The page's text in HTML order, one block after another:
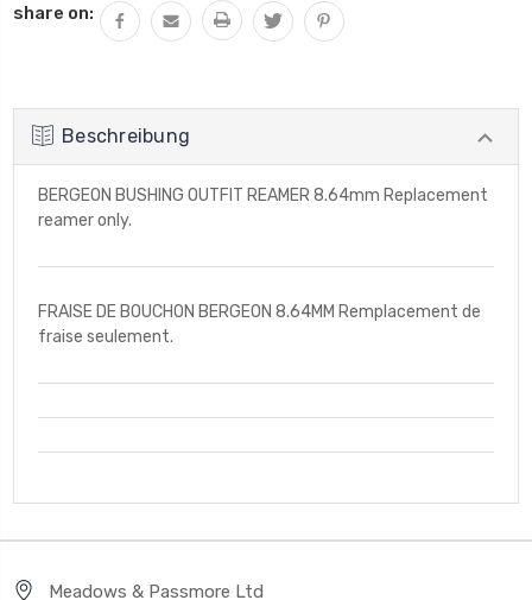
ERHÖHEN
UNDEFINED
VERRINGERN
share on:
Beschreibung
BERGEON BUSHING OUTFIT REAMER 8.64mm Replacement
reamer only.
FRAISE DE BOUCHON BERGEON 8.64MM Remplacement de
fraise seulement.
Meadows & Passmore Ltd